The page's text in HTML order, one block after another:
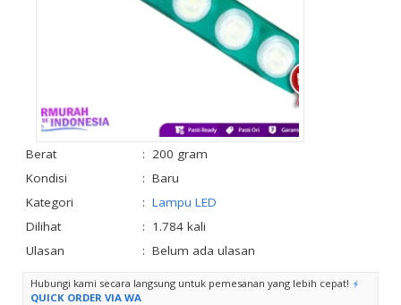
Berat : 200 gram
Kondisi
: Baru
Kategori
: Lampu LED
Dilihat
: 1.784 kali
Ulasan
: Belum ada ulasan
Hubungi kami secara langsung untuk pemesanan yang lebih cepat!
QUICK ORDER VIA WA